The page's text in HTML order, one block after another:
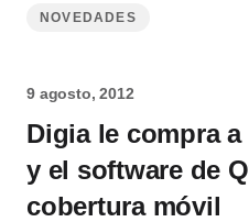
NOVEDADES
9 agosto, 2012
Digia le compra
y el software de
cobertura móvil